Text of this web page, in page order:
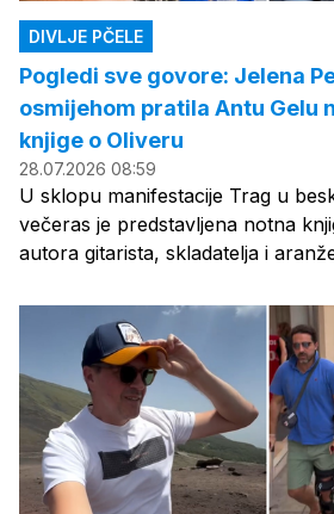
DIVLJE PČELE
Pogledi sve govore: Jelena
osmijehom pratila Antu Gelu
knjige o Oliveru
28.07.2026 08:59
U sklopu manifestacije Trag u
večeras je predstavljena notna
autora gitarista, skladatelja i